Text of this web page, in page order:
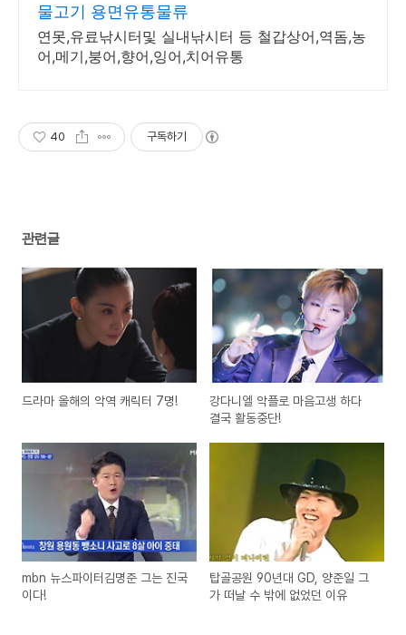
물고기 용면유통물류
연못,유료낚시터및 실내낚시터 등 철갑상어,역돔,농
어,메기,붕어,향어,잉어,치어유통
40 구독하기
관련글
드라마 올해의 악역 캐릭터 7명!
강다니엘 악플로 마음고생 하다
결국 활동중단!
mbn 뉴스파이터김명준 그는 진국
이다!
탑골공원 90년대 GD, 양준일 그
가 떠날 수 밖에 없었던 이유